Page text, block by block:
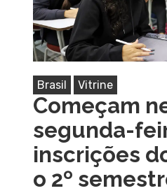
Brasil Vitrine
Começam
segunda-
inscrições
o 2º